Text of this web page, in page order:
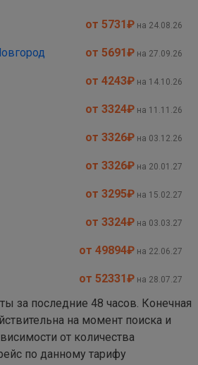
от 5731₽ на 24.08.26
от 5691₽ на 27.09.26
от 4243₽ на 14.10.26
от 3324₽ на 11.11.26
от 3326₽ на 03.12.26
от 3326₽ на 20.01.27
от 3295₽ на 15.02.27
от 3324₽ на 03.03.27
от 49894₽ на 22.06.27
от 52331₽ на 28.07.27
за последние 48 часов. Конечная
на момент поиска и
от количества
по данному тарифу